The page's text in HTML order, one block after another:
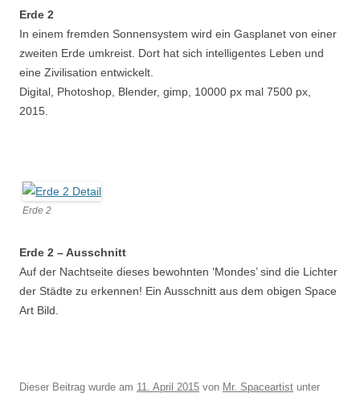
Erde 2
In einem fremden Sonnensystem wird ein Gasplanet von einer
zweiten Erde umkreist. Dort hat sich intelligentes Leben und
eine Zivilisation entwickelt.
Digital, Photoshop, Blender, gimp, 10000 px mal 7500 px,
2015.
Erde 2
Erde 2 – Ausschnitt
Auf der Nachtseite dieses bewohnten ‘Mondes’ sind die Lichter
der Städte zu erkennen! Ein Ausschnitt aus dem obigen Space
Art Bild.
Dieser Beitrag wurde am 11. April 2015 von Mr. Spaceartist unter